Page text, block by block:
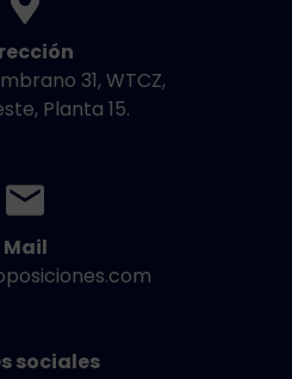
31, WTCZ,
Planta 15.
Mail
sociales